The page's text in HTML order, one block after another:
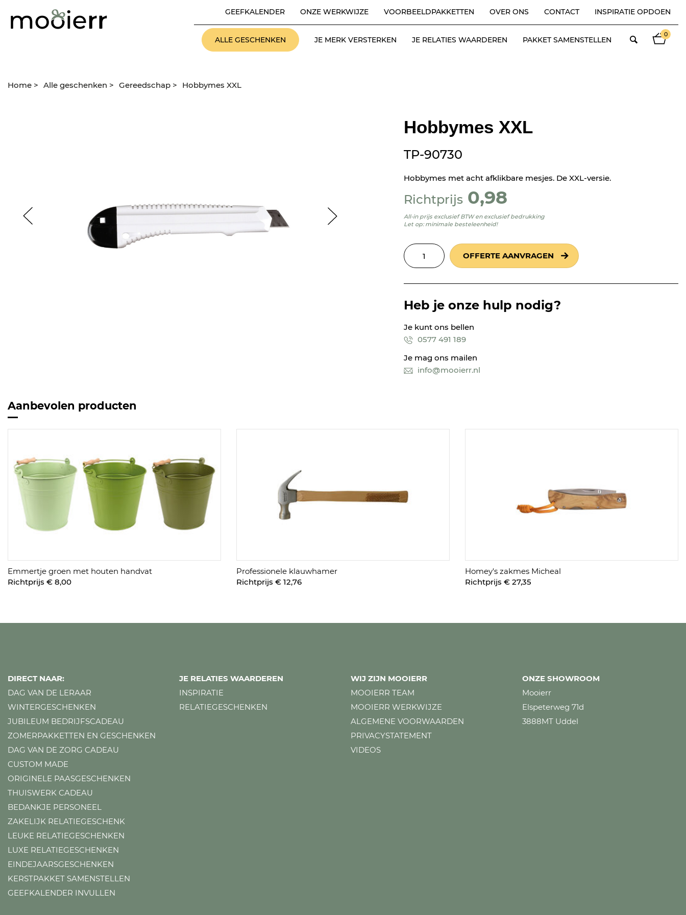
GEEFKALENDER ONZE WERKWIJZE VOORBEELDPAKKETTEN OVER ONS CONTACT INSPIRATIE OPDOEN
ALLE GESCHENKEN JE MERK VERSTERKEN JE RELATIES WAARDEREN PAKKET SAMENSTELLEN
0
Home > Alle geschenken > Gereedschap > Hobbymes XXL
Hobbymes XXL
TP-90730
Hobbymes met acht afklikbare mesjes. De XXL-versie.
Richtprijs 0,98
All-in prijs exclusief BTW en exclusief bedrukking
Let op: minimale besteleenheid!
OFFERTE AANVRAGEN
Heb je onze hulp nodig?
Je kunt ons bellen
0577 491 189
Je mag ons mailen
info@mooierr.nl
Aanbevolen producten
Emmertje groen met houten handvat
Richtprijs € 8,00
Professionele klauwhamer
Richtprijs € 12,76
Homey's zakmes Micheal
Richtprijs € 27,35
DIRECT NAAR:
DAG VAN DE LERAAR
WINTERGESCHENKEN
JUBILEUM BEDRIJFSCADEAU
ZOMERPAKKETTEN EN GESCHENKEN
DAG VAN DE ZORG CADEAU
CUSTOM MADE
ORIGINELE PAASGESCHENKEN
THUISWERK CADEAU
BEDANKJE PERSONEEL
ZAKELIJK RELATIEGESCHENK
LEUKE RELATIEGESCHENKEN
LUXE RELATIEGESCHENKEN
EINDEJAARSGESCHENKEN
KERSTPAKKET SAMENSTELLEN
GEEFKALENDER INVULLEN
JE RELATIES WAARDEREN
INSPIRATIE
RELATIEGESCHENKEN
WIJ ZIJN MOOIERR
MOOIERR TEAM
MOOIERR WERKWIJZE
ALGEMENE VOORWAARDEN
PRIVACYSTATEMENT
VIDEOS
ONZE SHOWROOM
Mooierr
Elspeterweg 71d
3888MT Uddel